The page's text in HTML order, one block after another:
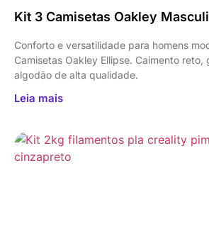
Kit 3 Camisetas Oakley
Conforto e versatilidade para homens
Camisetas Oakley Ellipse. Caimento reto,
algodão de alta qualidade.
Leia mais